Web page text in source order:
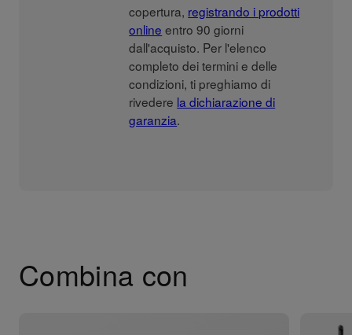
copertura, registrando i prodotti
online entro 90 giorni
dall'acquisto. Per l'elenco
completo dei termini e delle
condizioni, ti preghiamo di
rivedere la dichiarazione di
garanzia.
Combina con